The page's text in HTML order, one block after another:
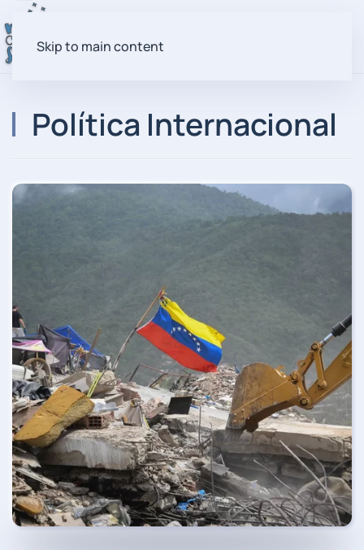
Skip to main content
Política Internacional